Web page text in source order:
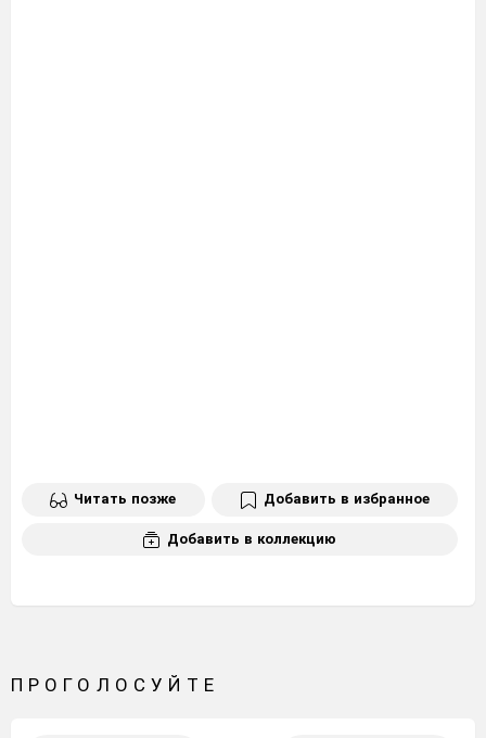
Читать позже Добавить в избранное
Добавить в коллекцию
ПРОГОЛОСУЙТЕ